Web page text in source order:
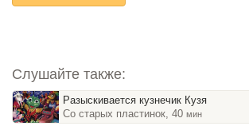
Слушайте также:
Разыскивается кузнечик Кузя
Со старых пластинок, 40 мин